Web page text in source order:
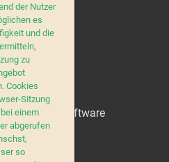
der Nutzer
es
und die
zu
Cookies
Sitzung
einem
abgerufen
so
Höfe
Vereinssoftware